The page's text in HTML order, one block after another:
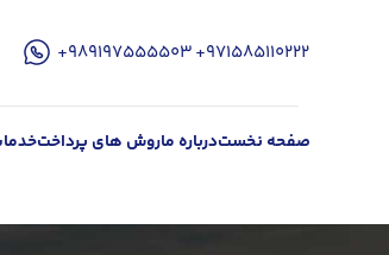
۹۷۱۵۸۵۱۱۰۲۲۲+ 989197555503+
صفحه نخستدرباره ماروش های پرداخت